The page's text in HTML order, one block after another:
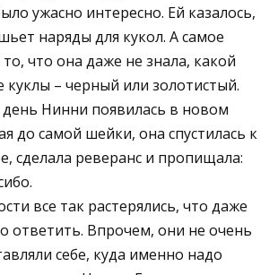
ужасно интересно. Ей казалось,
наряды для кукол. А самое
что она даже не знала, какой
куклы – черный или золотистый.
Нинни появилась в новом
до самой шейки, она спустилась к
сделала реверанс и пропищала:
все так растерялись, что даже
ответить. Впрочем, они не очень
себе, куда именно надо